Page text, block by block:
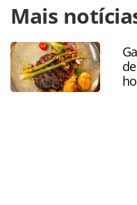
https://
viagens/destinos/2021/
confinamento-de-forma-
ferramentas oferecidas
produzido pela
legislação brasileira
Mais